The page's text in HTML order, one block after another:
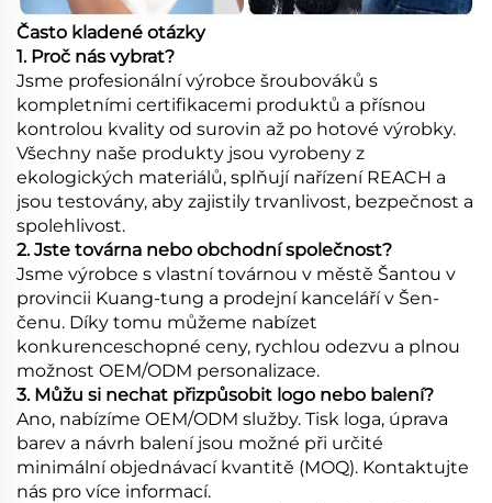
Často kladené otázky
1. Proč nás vybrat?
Jsme profesionální výrobce šroubováků s
kompletními certifikacemi produktů a přísnou
kontrolou kvality od surovin až po hotové výrobky.
Všechny naše produkty jsou vyrobeny z
ekologických materiálů, splňují nařízení REACH a
jsou testovány, aby zajistily trvanlivost, bezpečnost a
spolehlivost.
2. Jste továrna nebo obchodní společnost?
Jsme výrobce s vlastní továrnou v městě Šantou v
provincii Kuang-tung a prodejní kanceláří v Šen-
čenu. Díky tomu můžeme nabízet
konkurenceschopné ceny, rychlou odezvu a plnou
možnost OEM/ODM personalizace.
3. Můžu si nechat přizpůsobit logo nebo balení?
Ano, nabízíme OEM/ODM služby. Tisk loga, úprava
barev a návrh balení jsou možné při určité
minimální objednávací kvantitě (MOQ). Kontaktujte
nás pro více informací.